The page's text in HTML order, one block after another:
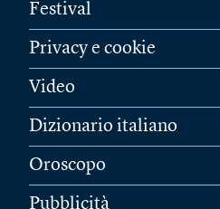
Festival
Privacy e cookie
Video
Dizionario italiano
Oroscopo
Pubblicità